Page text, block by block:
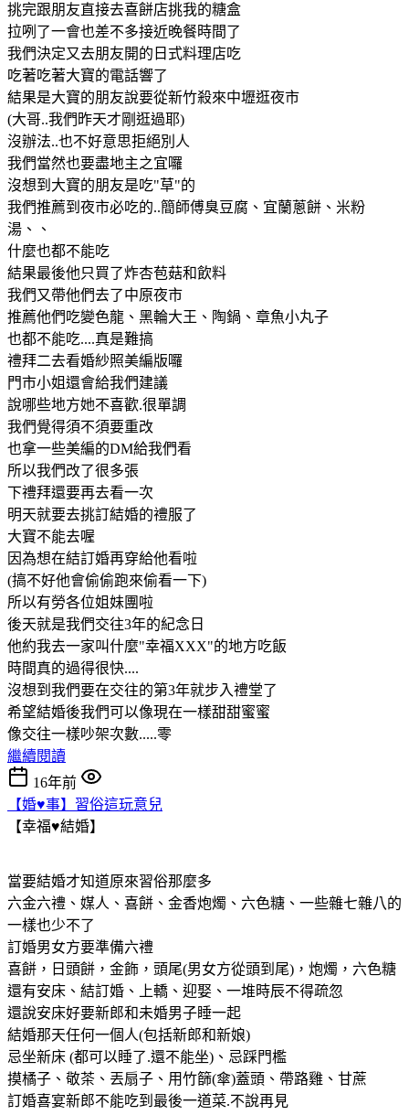
挑完跟朋友直接去喜餅店挑我的糖盒
拉咧了一會也差不多接近晚餐時間了
我們決定又去朋友開的日式料理店吃
吃著吃著大寶的電話響了
結果是大寶的朋友說要從新竹殺來中壢逛夜市
(大哥..我們昨天才剛逛過耶)
沒辦法..也不好意思拒絕別人
我們當然也要盡地主之宜囉
沒想到大寶的朋友是吃"草"的
我們推薦到夜市必吃的..簡師傅臭豆腐、宜蘭蔥餅、米粉
湯、、
什麼也都不能吃
結果最後他只買了炸杏苞菇和飲料
我們又帶他們去了中原夜市
推薦他們吃變色龍、黑輪大王、陶鍋、章魚小丸子
也都不能吃....真是難搞
禮拜二去看婚紗照美編版囉
門市小姐還會給我們建議
說哪些地方她不喜歡.很單調
我們覺得須不須要重改
也拿一些美編的DM給我們看
所以我們改了很多張
下禮拜還要再去看一次
明天就要去挑訂結婚的禮服了
大寶不能去喔
因為想在結訂婚再穿給他看啦
(搞不好他會偷偷跑來偷看一下)
所以有勞各位姐妹團啦
後天就是我們交往3年的紀念日
他約我去一家叫什麼"幸福XXX"的地方吃飯
時間真的過得很快....
沒想到我們要在交往的第3年就步入禮堂了
希望結婚後我們可以像現在一樣甜甜蜜蜜
像交往一樣吵架次數.....零
繼續閱讀
16年前
【婚♥事】習俗這玩意兒
【幸福♥結婚】
當要結婚才知道原來習俗那麼多
六金六禮、媒人、喜餅、金香炮燭、六色糖、一些雜七雜八的
一樣也少不了
訂婚男女方要準備六禮
喜餅，日頭餅，金飾，頭尾(男女方從頭到尾)，炮燭，六色糖
還有安床、結訂婚、上轎、迎娶、一堆時辰不得疏忽
還說安床好要新郎和未婚男子睡一起
結婚那天任何一個人(包括新郎和新娘)
忌坐新床 (都可以睡了.還不能坐)、忌踩門檻
摸橘子、敬茶、丟扇子、用竹篩(傘)蓋頭、帶路雞、甘蔗
訂婚喜宴新郎不能吃到最後一道菜.不說再見